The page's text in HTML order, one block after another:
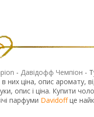
- Давідофф Чемпіон -
них ціна, опис аромату,
опис і ціна. Купити
парфуми Davidoffце